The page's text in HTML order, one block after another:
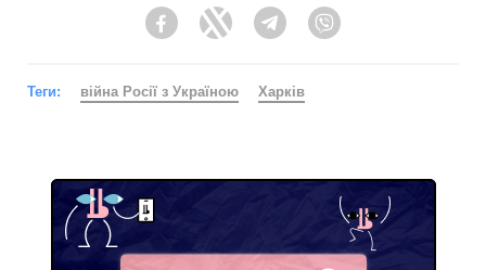
FacebookTwitter Telegram
Теги: війна Росії з Україною Харків